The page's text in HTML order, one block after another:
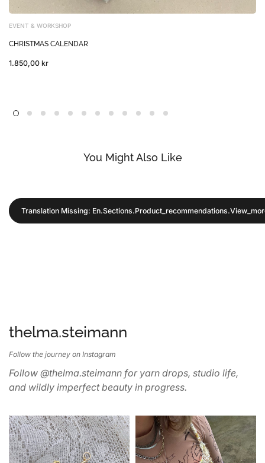
EVENT & WORKSHOP
CHRISTMAS CALENDAR
1.850,00 kr
You Might Also Like
Translation Missing:
thelma.steimann
Follow the journey on Instagram
Follow @thelma.steimann for yarn drops, studio life,
and wildly imperfect beauty in progress.